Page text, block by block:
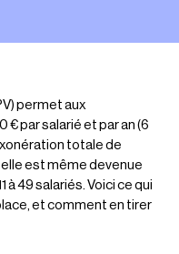
permet aux
par salarié et par an (6
totale de
est même devenue
à 49 salariés. Voici ce qui
et comment en tirer